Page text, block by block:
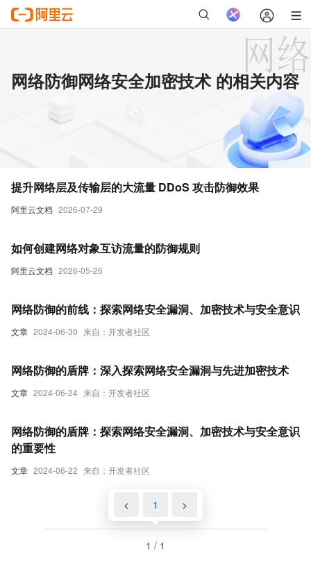
网络防御网络安全加密技术 的相关内容
阿里云文档 2026-07-29
提升网络层及传输层的大流量 DDoS 攻击防御效果
阿里云文档 2026-05-26
如何创建网络对象互访流量的防御规则
文章 2024-06-30 来自：开发者社区
网络防御的前线：探索网络安全漏洞、加密技术与安全意识
文章 2024-06-24 来自：开发者社区
网络防御的盾牌：深入探索网络安全漏洞与先进加密技术
文章 2024-06-22 来自：开发者社区
网络防御的盾牌：探索网络安全漏洞、加密技术与安全意识
的重要性
< 1 >
1 / 1